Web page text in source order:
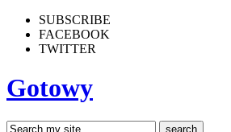
SUBSCRIBE
FACEBOOK
TWITTER
Gotowy